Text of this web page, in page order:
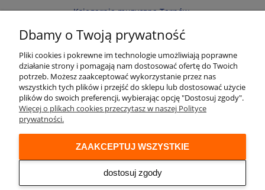
Księgarnia muzyczna Tarnów
Informacja o cookies
Polityka prywatności
Zwroty i reklamacje
Moje konto
Twoje zamówienia
Przechowalnia
Ustawienia konta
Audio online
Dbamy o Twoją prywatność
Pliki cookies i pokrewne im technologie umożliwiają poprawne
działanie strony i pomagają nam dostosować ofertę do Twoich
potrzeb. Możesz zaakceptować wykorzystanie przez nas
wszystkich tych plików i przejść do sklepu lub dostosować użycie
plików do swoich preferencji, wybierając opcję "Dostosuj zgody".
Więcej o plikach cookies przeczytasz w naszej Polityce
prywatności.
dostosuj zgody
ZAAKCEPTUJ WSZYSTKIE